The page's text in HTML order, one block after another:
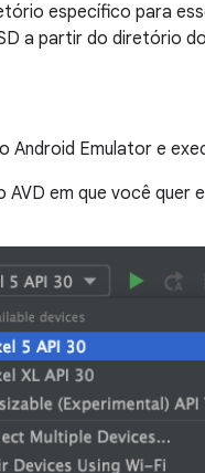
específico para
a partir do diretório
Android Emulator e
em que você quer